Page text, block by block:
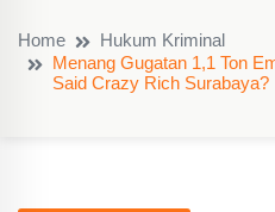
Home
Hukum Kriminal
Menang Gugatan 1,1 Ton
Said Crazy Rich Surabaya?